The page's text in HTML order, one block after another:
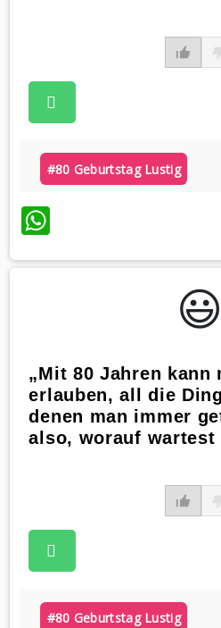
#80 Geburtstag Lustig
WhatsApp
😃️
„Mit 80 Jahren kann
erlauben, all die
denen man immer
also, worauf wartest
#80 Geburtstag Lustig